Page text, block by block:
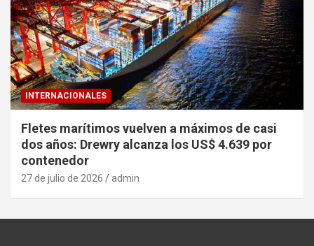
INTERNACIONALES
Fletes marítimos vuelven a máximos de casi
dos años: Drewry alcanza los US$ 4.639 por
contenedor
27 de julio de 2026 admin